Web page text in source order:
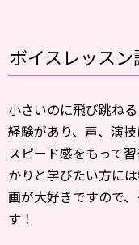
ボイスレッス
小さいのに飛び跳ね
経験があり、声、演
スピード感をもって
かりと学びたい方に
画が大好きですので
す！